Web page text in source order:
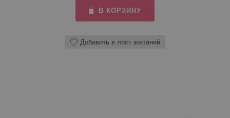
В КОРЗИНУ
Добавить в лист желаний